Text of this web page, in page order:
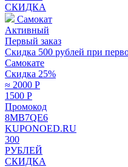
СКИДКА
Самокат
Активный
Первый заказ
Скидка 500 рублей при
Самокате
Скидка 25%
≈ 2000 Р
1500 Р
Промокод
8MB7QE6
KUPONOED.RU
300
РУБЛЕЙ
СКИДКА